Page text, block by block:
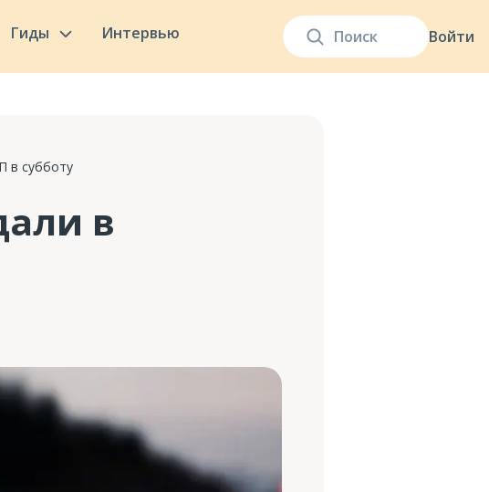
Войти
Гиды Интервью
в субботу
в